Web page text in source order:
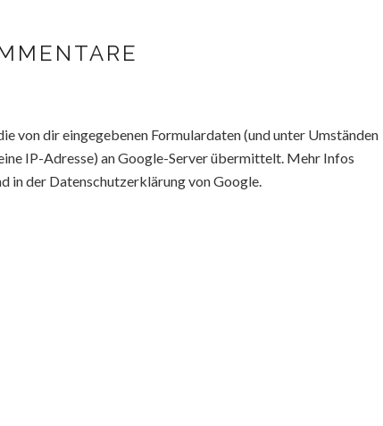
von dir eingegebenen Formulardaten (und unter Umständen
IP-Adresse) an Google-Server übermittelt. Mehr Infos
in der Datenschutzerklärung von Google.